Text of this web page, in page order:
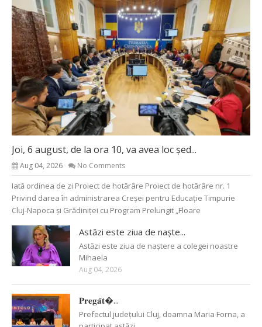
Joi, 6 august, de la ora 10, va avea loc șed...
Aug 04, 2026 No Comments
Iată ordinea de zi Proiect de hotărâre Proiect de hotărâre nr. 1
Privind darea în administrarea Creșei pentru Educație Timpurie
Cluj-Napoca și Grădiniței cu Program Prelungit „Floare
Astăzi este ziua de naște...
Astăzi este ziua de naștere a colegei noastre
Mihaela
Aug 04, 2026
𝐏𝐫𝐞𝐠𝐚̆𝐭�...
Prefectul județului Cluj, doamna Maria Forna, a